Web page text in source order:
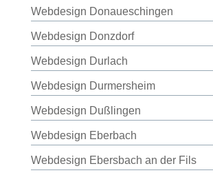
Webdesign Donaueschingen
Webdesign Donzdorf
Webdesign Durlach
Webdesign Durmersheim
Webdesign Dußlingen
Webdesign Eberbach
Webdesign Ebersbach an der Fils